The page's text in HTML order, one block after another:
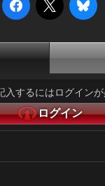
入するにはログインが
ログイン